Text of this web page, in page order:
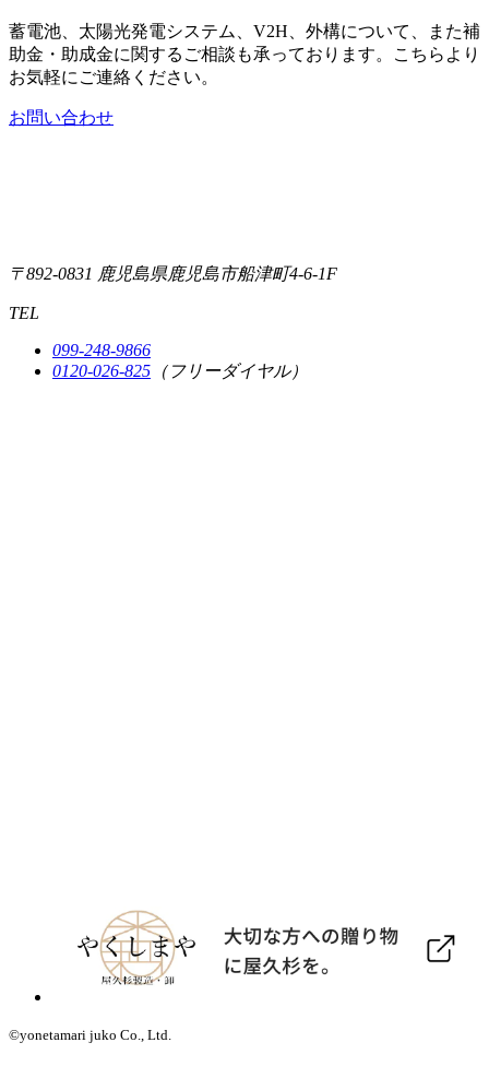
蓄電池、太陽光発電システム、V2H、外構について、また補
助金・助成金に関するご相談も承っております。こちらより
お気軽にご連絡ください。
お問い合わせ
〒892-0831 鹿児島県鹿児島市船津町4-6-1F
TEL
099-248-9866
0120-026-825 （フリーダイヤル）
©yonetamari juko Co., Ltd.